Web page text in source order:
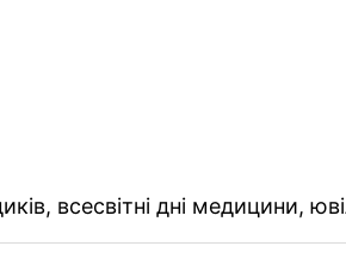
всесвітні дні медицини,